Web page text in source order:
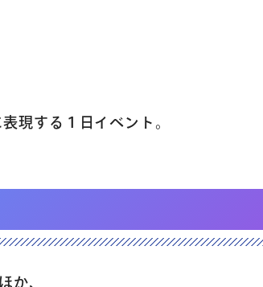
け出張英会話
現する１日イベント。
、